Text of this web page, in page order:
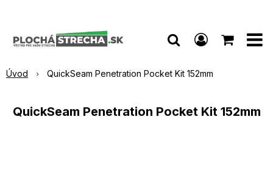
Úvod QuickSeam Penetration Pocket Kit 152mm
QuickSeam Penetration Pocket Kit 152mm